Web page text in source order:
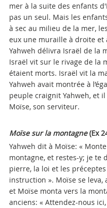
mer à la suite des enfants
pas un seul. Mais les
à sec au milieu de la mer,
eux une muraille à droite et
Yahweh délivra Israël de la
Israël vit sur le rivage de la
étaient morts. Israël vit la
Yahweh avait montrée à
peuple craignit Yahweh, et
Moïse, son serviteur.
Moïse sur la montagne(Ex
Yahweh dit à Moïse: «
montagne, et restes-y; je te
pierre, la loi et les
instruction ». Moïse se leva,
et Moïse monta vers la
anciens: « Attendez-nous